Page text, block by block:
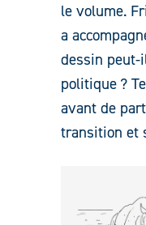
le volume.
a
dessin peut-
politique ?
avant de
transition et